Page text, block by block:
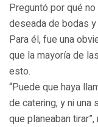
Preguntó por qué
deseada de bodas
Para él, fue una
que la mayoría de
esto.
“Puede que haya
de catering, y ni
que planeaban tirar”,